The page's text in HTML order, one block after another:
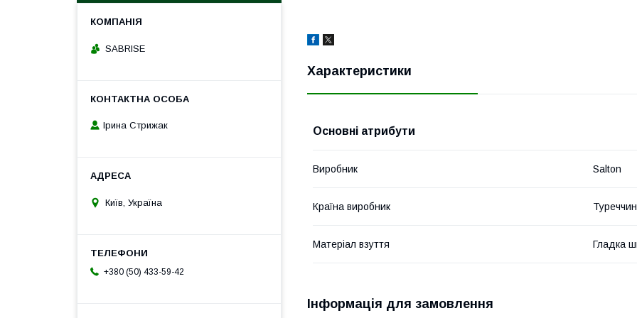
Характеристики
Основні атрибути
Виробник Salton
Країна виробник
Матеріал взуття Гладка
Інформація для замовлення
SABRISE
Ірина Стрижак
Київ, Україна
+380 (50) 433-59-42